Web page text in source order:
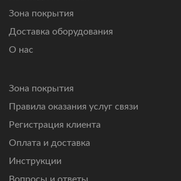
Зона покрытия
Доставка оборудования
О нас
Зона покрытия
Правила оказания услуг связи
Регистрация клиента
Оплата и доставка
Инструкции